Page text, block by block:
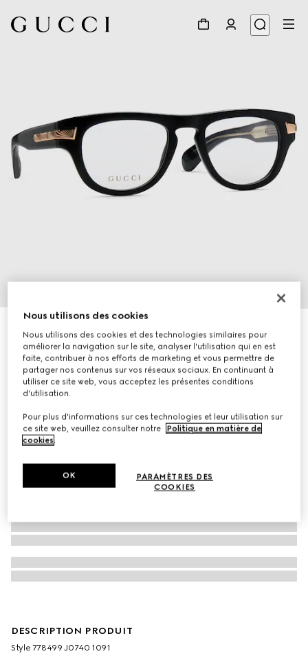
Monture optique ovale
CHF 530
DESCRIPTION PRODUIT
Style ‎778499 J0740 1091
Nous utilisons des cookies
Nous utilisons des cookies et des technologies similaires pour
améliorer la navigation sur le site, analyser l'utilisation qui en est
faite, contribuer à nos efforts de marketing et vous permettre de
partager nos contenus sur vos réseaux sociaux. En continuant à
utiliser ce site web, vous acceptez les présentes conditions
d'utilisation.
Pour plus d'informations sur ces technologies et leur utilisation sur
ce site web, veuillez consulter notre
Politique en matière de
cookies.
PARAMÈTRES DES
COOKIES
OK